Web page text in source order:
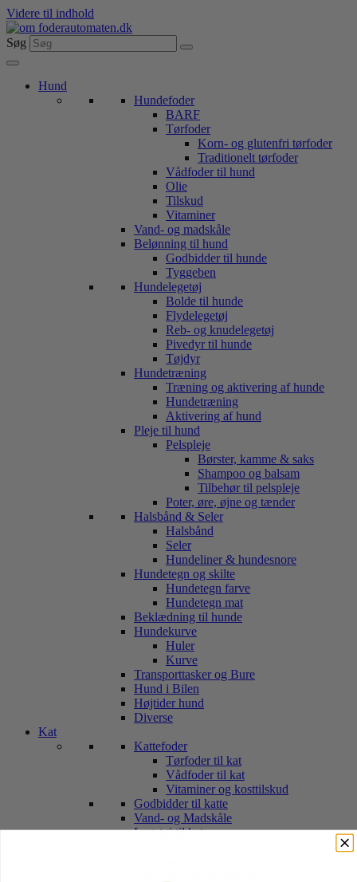
Videre til indhold
Søg
Hund
Hundefoder
BARF
Tørfoder
Korn- og glutenfri tørfoder
Traditionelt tørfoder
Vådfoder til hund
Olie
Tilskud
Vitaminer
Vand- og madskåle
Belønning til hund
Godbidder til hunde
Tyggeben
Hundelegetøj
Bolde til hunde
Flydelegetøj
Reb- og knudelegetøj
Pivedyr til hunde
Tøjdyr
Hundetræning
Træning og aktivering af hunde
Hundetræning
Aktivering af hund
Pleje til hund
Pelspleje
Børster, kamme & saks
Shampoo og balsam
Tilbehør til pelspleje
Poter, øre, øjne og tænder
Halsbånd & Seler
Halsbånd
Seler
Hundeliner & hundesnore
Hundetegn og skilte
Hundetegn farve
Hundetegn mat
Beklædning til hunde
Hundekurve
Huler
Kurve
Transporttasker og Bure
Hund i Bilen
Højtider hund
Diverse
Kat
Kattefoder
Tørfoder til kat
Vådfoder til kat
Vitaminer og kosttilskud
Godbidder til katte
Vand- og Madskåle
Legetøj til kat